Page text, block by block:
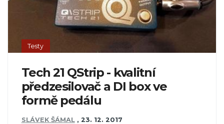
Testy
Tech 21 QStrip - kvalitní
předzesilovač a DI box ve
formě pedálu
SLÁVEK ŠÁMAL , 23. 12. 2017